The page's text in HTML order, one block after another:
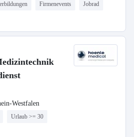
Firmenevents Jobrad
Westfalen
Urlaub >= 30